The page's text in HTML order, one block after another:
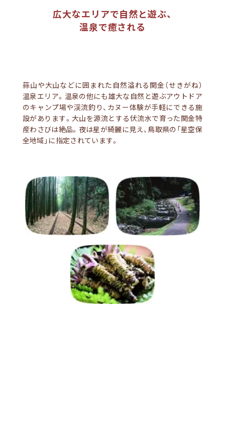
広大なエリアで自然と遊ぶ、
温泉で癒される
蒜山や大山などに囲まれた自然溢れる関金（せきがね）
温泉エリア。温泉の他にも雄大な自然と遊ぶアウトドア
のキャンプ場や渓流釣り、カヌー体験が手軽にできる施
設があります。大山を源流とする伏流水で育った関金特
産わさびは絶品。夜は星が綺麗に見え、鳥取県の「星空保
全地域」に指定されています。